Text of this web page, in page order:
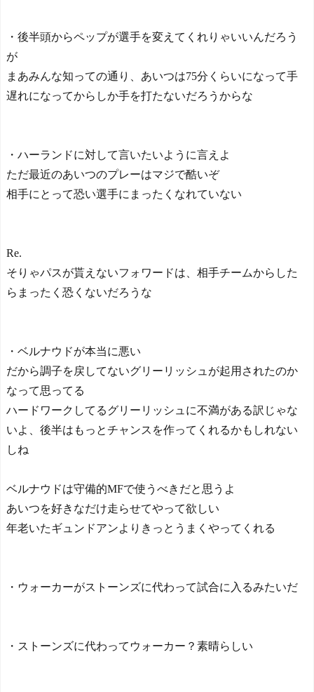
・後半頭からペップが選手を変えてくれりゃいいんだろう
が
まあみんな知っての通り、あいつは75分くらいになって手
遅れになってからしか手を打たないだろうからな
・ハーランドに対して言いたいように言えよ
ただ最近のあいつのプレーはマジで酷いぞ
相手にとって恐い選手にまったくなれていない
Re.
そりゃパスが貰えないフォワードは、相手チームからした
らまったく恐くないだろうな
・ベルナウドが本当に悪い
だから調子を戻してないグリーリッシュが起用されたのか
なって思ってる
ハードワークしてるグリーリッシュに不満がある訳じゃな
いよ、後半はもっとチャンスを作ってくれるかもしれない
しね
ベルナウドは守備的MFで使うべきだと思うよ
あいつを好きなだけ走らせてやって欲しい
年老いたギュンドアンよりきっとうまくやってくれる
・ウォーカーがストーンズに代わって試合に入るみたいだ
・ストーンズに代わってウォーカー？素晴らしい